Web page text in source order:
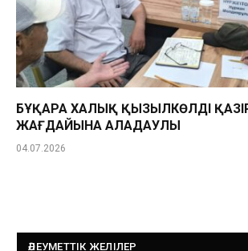
БҰҚАРА ХАЛЫҚ ҚЫЗЫЛКӨЛДІҢ
ЖАҒДАЙЫНА АЛАҢДАУЛЫ
04.07.2026
ӘЛЕУМЕТТІК ЖЕЛІЛЕР